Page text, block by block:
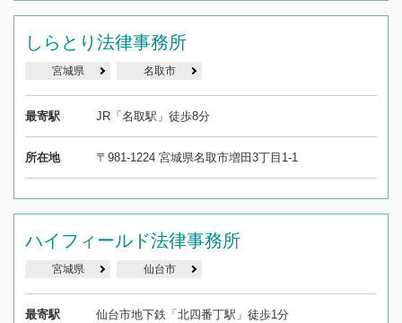
しらとり法律事務所
宮城県 名取市
最寄駅 JR「名取駅」徒歩8分
所在地 〒981-1224 宮城県名取市増田3丁目1-1
ハイフィールド法律事務所
宮城県 仙台市
最寄駅 仙台市地下鉄「北四番丁駅」徒歩1分